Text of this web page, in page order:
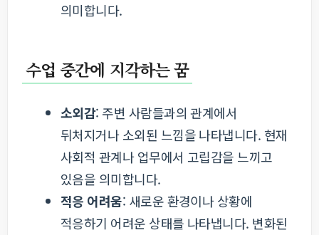
의미합니다.
수업 중간에 지각하는 꿈
소외감: 주변 사람들과의 관계에서
뒤처지거나 소외된 느낌을 나타냅니다. 현재
사회적 관계나 업무에서 고립감을 느끼고
있음을 의미합니다.
적응 어려움: 새로운 환경이나 상황에
적응하기 어려운 상태를 나타냅니다. 변화된